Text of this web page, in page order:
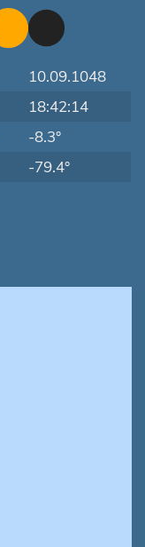
10.09.1048
18:42:14
-8.3°
-79.4°